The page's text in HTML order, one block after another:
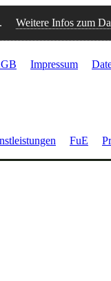
Weitere Infos zum
Impressum
FuE